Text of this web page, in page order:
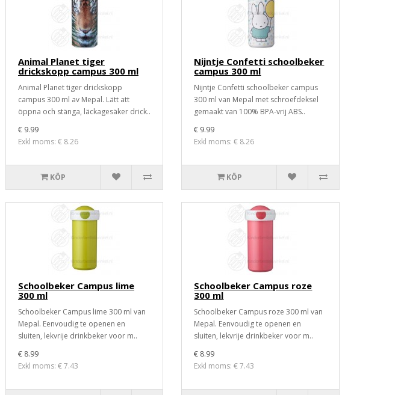
Animal Planet tiger
drickskopp campus 300 ml
Animal Planet tiger drickskopp
campus 300 ml av Mepal. Lätt att
öppna och stänga, läckagesäker drick..
€ 9.99
Exkl moms: € 8.26
KÖP
Nijntje Confetti schoolbeker
campus 300 ml
Nijntje Confetti schoolbeker campus
300 ml van Mepal met schroefdeksel
gemaakt van 100% BPA-vrij ABS..
€ 9.99
Exkl moms: € 8.26
KÖP
Schoolbeker Campus lime
300 ml
Schoolbeker Campus lime 300 ml van
Mepal. Eenvoudig te openen en
sluiten, lekvrije drinkbeker voor m..
€ 8.99
Exkl moms: € 7.43
Schoolbeker Campus roze
300 ml
Schoolbeker Campus roze 300 ml van
Mepal. Eenvoudig te openen en
sluiten, lekvrije drinkbeker voor m..
€ 8.99
Exkl moms: € 7.43